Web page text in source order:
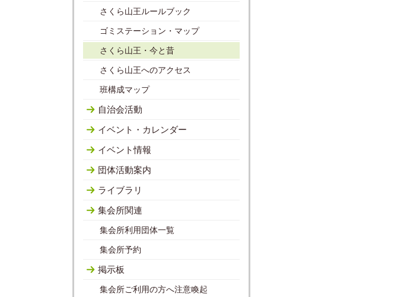
さくら山王ルールブック
ゴミステーション・マップ
さくら山王・今と昔
さくら山王へのアクセス
班構成マップ
自治会活動
イベント・カレンダー
イベント情報
団体活動案内
ライブラリ
集会所関連
集会所利用団体一覧
集会所予約
掲示板
集会所ご利用の方へ注意喚起